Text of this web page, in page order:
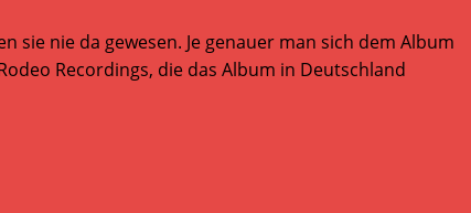
nie da gewesen. Je genauer man sich dem Album
Recordings, die das Album in Deutschland